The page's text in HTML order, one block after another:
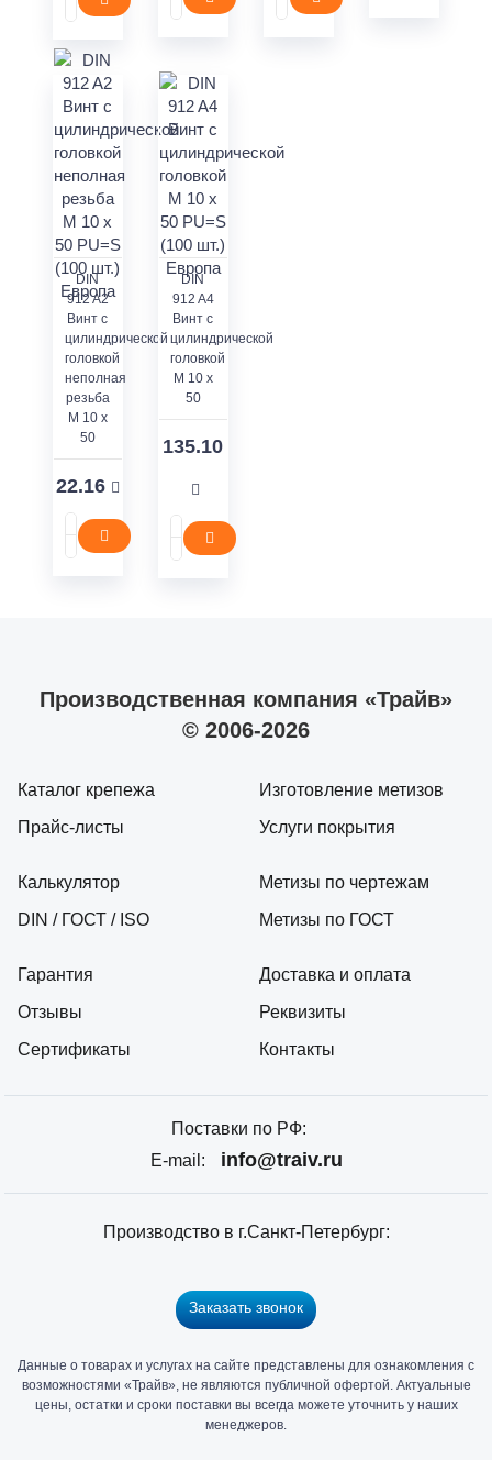
DIN
912 A2
Винт с
цилиндрической
головкой
неполная
резьба
M 10 x
50
22.16
DIN
912 A4
Винт с
цилиндрической
головкой
M 10 x
50
135.10
Производственная компания «Трайв»
© 2006-2026
Каталог крепежа
Прайс-листы
Калькулятор
DIN / ГОСТ / ISO
Гарантия
Отзывы
Сертификаты
Изготовление метизов
Услуги покрытия
Метизы по чертежам
Метизы по ГОСТ
Доставка и оплата
Реквизиты
Контакты
Поставки по РФ:
E-mail:
info@traiv.ru
Производство в г.Санкт-Петербург:
Заказать звонок
Данные о товарах и услугах на сайте представлены для ознакомления с
возможностями «Трайв», не являются публичной офертой. Актуальные
цены, остатки и сроки поставки вы всегда можете уточнить у наших
менеджеров.
Главный